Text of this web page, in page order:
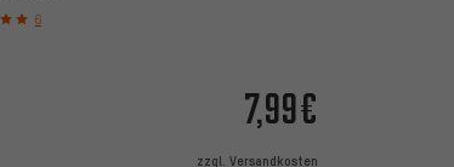
6
7,99€
zzgl. Versandkosten